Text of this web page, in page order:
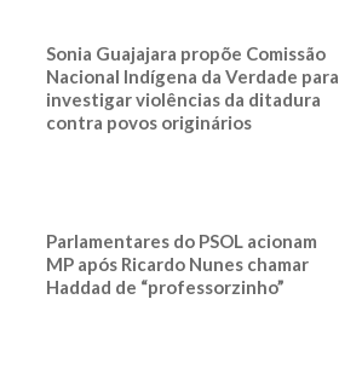
Sonia Guajajara propõe Comissão
Nacional Indígena da Verdade para
investigar violências da ditadura
contra povos originários
Parlamentares do PSOL acionam
MP após Ricardo Nunes chamar
Haddad de “professorzinho”